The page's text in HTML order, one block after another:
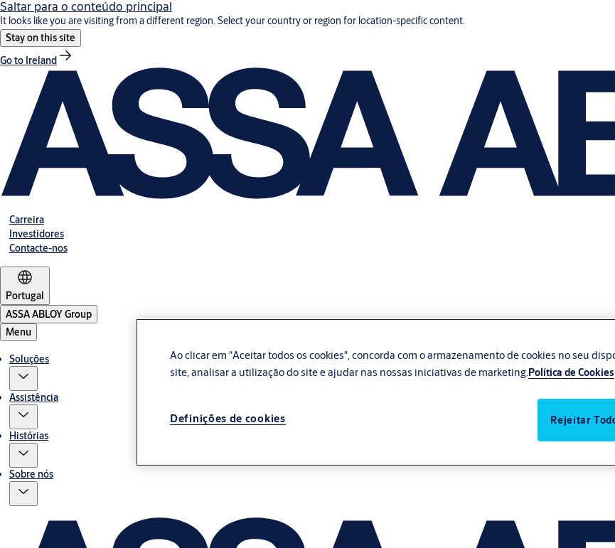
Saltar para o conteúdo principal
It looks like you are visiting from a different region. Select your country or region for location-specific content.
Stay on this site
Go to Ireland
Carreira
Investidores
Contacte-nos
Portugal
ASSA ABLOY Group
Menu
Soluções
Assistência
Histórias
Sobre nós
Ao clicar em "Aceitar todos os cookies", concorda com o armazenamento de cookies no seu
site, analisar a utilização do site e ajudar nas nossas iniciativas de marketing.Política de Cookies
Definições de cookies Rejeitar